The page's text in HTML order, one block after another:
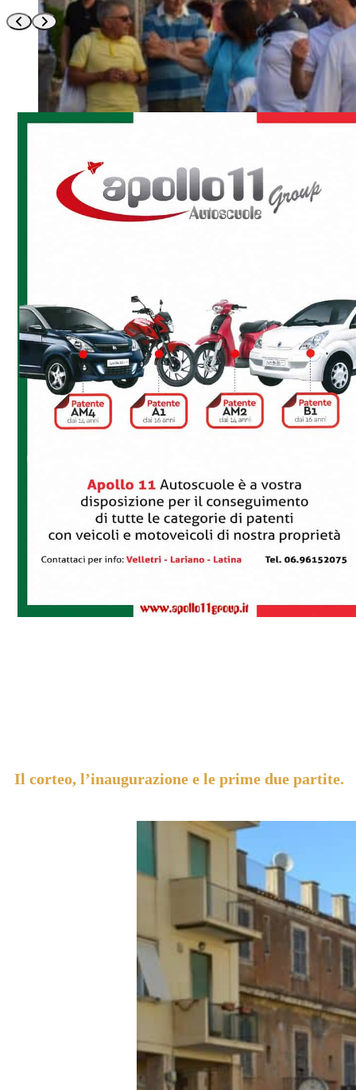
Il corteo, l’inaugurazione e le prime due partite.